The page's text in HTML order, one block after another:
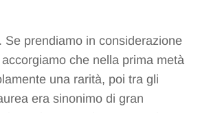
Se prendiamo in considerazione
che nella prima metà
una rarità, poi tra gli
era sinonimo di gran